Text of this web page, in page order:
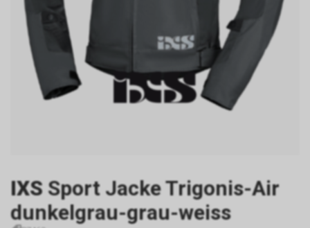
IXS Sport Jacke Trigonis-Air
dunkelgrau-grau-weiss